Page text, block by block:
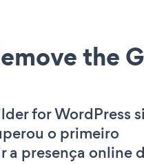
the
for WordPress
o primeiro
a presença online